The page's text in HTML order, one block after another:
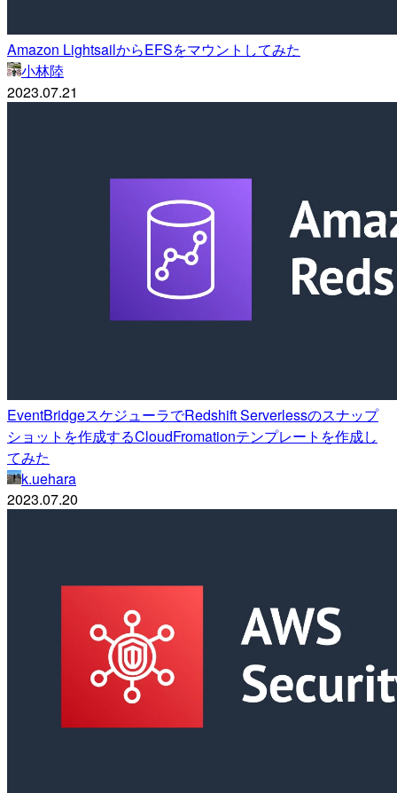
Amazon LightsailからEFSをマウントしてみた
小林陸
2023.07.21
EventBridgeスケジューラでRedshift Serverlessのスナップ
ショットを作成するCloudFromationテンプレートを作成し
てみた
k.uehara
2023.07.20